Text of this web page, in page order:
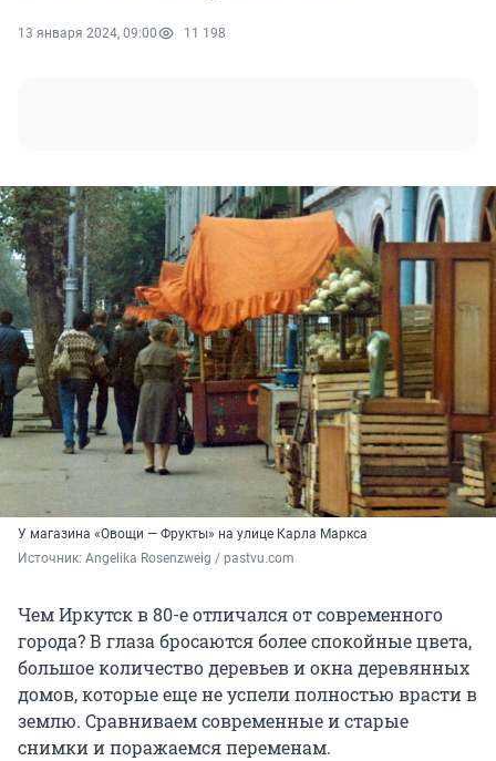
13 января 2024, 09:00 11 198
У магазина «Овощи — Фрукты» на улице Карла Маркса
Источник: Angelika Rosenzweig / pastvu.com
Чем Иркутск в 80-е отличался от современного
города? В глаза бросаются более спокойные цвета,
большое количество деревьев и окна деревянных
домов, которые еще не успели полностью врасти в
землю. Сравниваем современные и старые
снимки и поражаемся переменам.